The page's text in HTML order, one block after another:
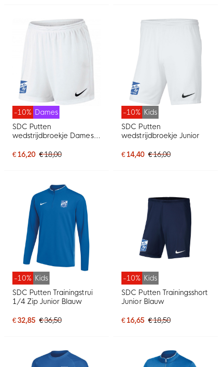
-10% Dames
SDC Putten
wedstrijdbroekje Dames
€ 16,20 € 18,00
-10% Kids
SDC Putten
wedstrijdbroekje Junior
€ 14,40 € 16,00
-10% Kids
SDC Putten Trainingstrui
1/4 Zip Junior Blauw
€ 32,85 € 36,50
-10% Kids
SDC Putten Trainingsshort
Junior Blauw
€ 16,65 € 18,50